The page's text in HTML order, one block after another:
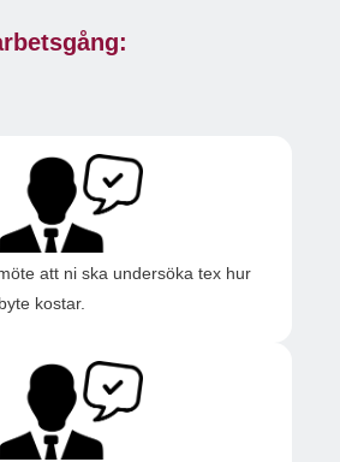
att ni ska undersöka tex hur
kostar.